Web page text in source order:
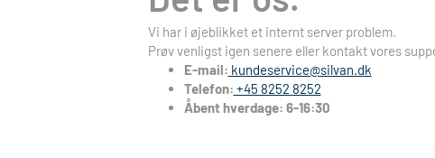
Vi har i øjeblikket et internt server problem.
Prøv venligst igen senere eller kontakt vores
E-mail: kundeservice@silvan.dk
Telefon: +45 8252 8252
Åbent hverdage: 6-16:30